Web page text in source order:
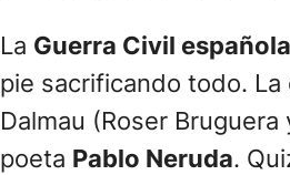
La Guerra Civil española
pie sacrificando todo. La
Dalmau (Roser
poeta Pablo Neruda.